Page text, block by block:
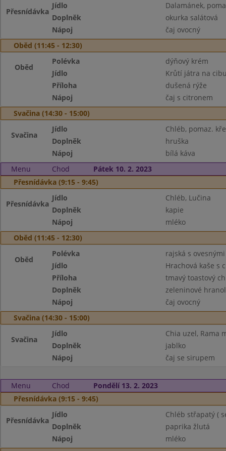
Přesnídávka
Jídlo
Dalamánek,
Doplněk
okurka salátová
Nápoj
čaj ovocný
Oběd (11:45 - 12:30)
Oběd
Polévka
dýňový krém
Jídlo
Krůtí játra na
Příloha
dušená rýže
Nápoj
čaj s citronem
Svačina (14:30 - 15:00)
Svačina
Jídlo
Chléb, pomaz.
Doplněk
hruška
Nápoj
bílá káva
Menu
Chod
Pátek 10. 2. 2023
Přesnídávka (9:15 - 9:45)
Přesnídávka
Jídlo
Chléb, Lučina
Doplněk
kapie
Nápoj
mléko
Oběd (11:45 - 12:30)
Oběd
Polévka
rajská s
Jídlo
Hrachová kaše s
Příloha
tmavý toastový
Doplněk
zeleninové
Nápoj
čaj ovocný
Svačina (14:30 - 15:00)
Svačina
Jídlo
Chia uzel, Rama
Doplněk
jablko
Nápoj
čaj se sirupem
Menu Chod
Pondělí 13. 2. 2023
Přesnídávka (9:15 - 9:45)
Přesnídávka
Jídlo
Chléb střapatý (
Doplněk
paprika žlutá
Nápoj
mléko